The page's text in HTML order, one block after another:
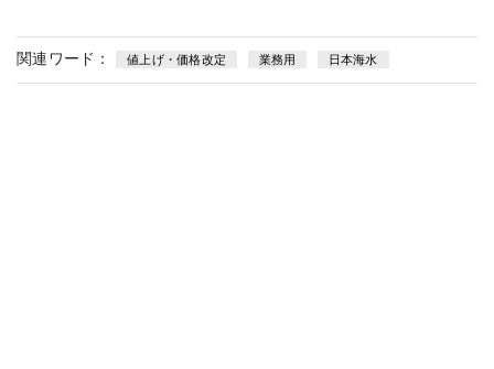
関連ワード： 値上げ・価格改定 業務用 日本海水